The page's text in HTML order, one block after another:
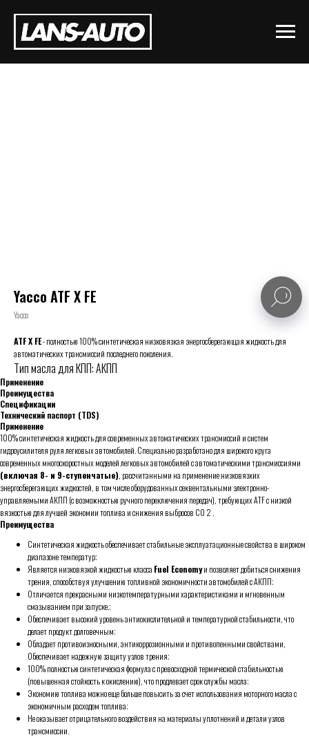
Yacco ATF X FE
Yacco
ATF X FE- полностью 100% синтетическая низковязкая энергосберегающая жидкость для
автоматических трансмиссий последнего поколения.
Тип масла для КПП: АКПП
Применение
Преимущества
Спецификации
Технический паспорт (TDS)
Применение
100% синтетическая жидкость для современных автоматических трансмиссий и систем
гидроусилителя руля легковых автомобилей. Специально разработано для широкого круга
современных многоскоростных моделей легковых автомобилей с автоматическими трансмиссиями
(включая 8- и 9-ступенчатые), рассчитанными на применение низковязких
энергосберегающих жидкостей, в том числе оборудованных секвентальными электронно-
управляемыми АКПП (с возможностью ручного переключения передач), требующих ATF с низкой
вязкостью для лучшей экономии топлива и снижения выбросов CO 2 .
Преимущества
Cинтетическая жидкость обеспечивает стабильные эксплуатационные свойства в широком
диапазоне температур;
Является низковязкой жидкостью класса Fuel Economyи позволяет добиться снижения
трения, способствуя улучшению топливной экономичности автомобилей с АКПП;
Отличается прекрасными низкотемпературными характеристиками и мгновенным
смазыванием при запуске.;
Обеспечивает высокий уровень антиокислительной и температурной стабильности, что
делает продукт долговечным;
Обладает противоизносными, антикоррозионными и противопенными свойствами,
Обеспечивает надежную защиту узлов трения;
100% полностью синтетическая формула с превосходной термической стабильностью
(повышенная стойкость к окислению), что продлевает срок службы масла;
Экономию топлива можно еще больше повысить за счет использования моторного масла с
экономичным расходом топлива;
Не оказывает отрицательного воздействия на материалы уплотнений и детали узлов
трансмиссии.